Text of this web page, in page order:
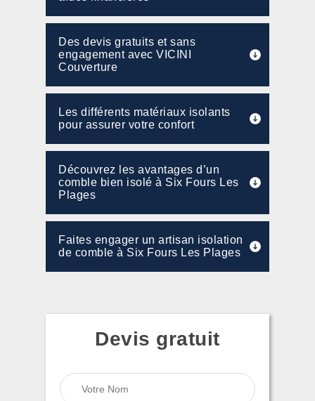
Des devis gratuits et sans
engagement avec VICINI
Couverture
Les différents matériaux isolants
pour assurer votre confort
Découvrez les avantages d’un
comble bien isolé à Six Fours Les
Plages
Faites engager un artisan isolation
de comble à Six Fours Les Plages
Devis gratuit